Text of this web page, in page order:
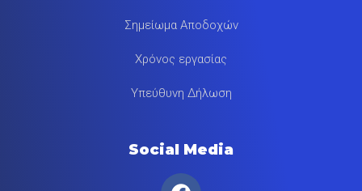
Σημείωμα Αποδοχών
Χρόνος εργασίας
Υπεύθυνη Δήλωση
Social Media